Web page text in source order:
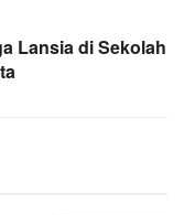
Lansia di Sekolah